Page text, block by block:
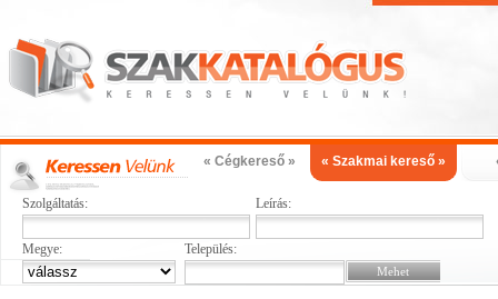
« Cégkereső » « Szakmai kereső »
Szolgáltatás: Leírás:
Megye: Település: